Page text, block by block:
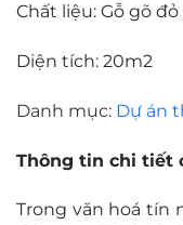
Chất liệu: Gỗ gõ
Diện tích: 20m2
Danh mục: Dự án
Thông tin chi tiết
Trong văn hoá tín